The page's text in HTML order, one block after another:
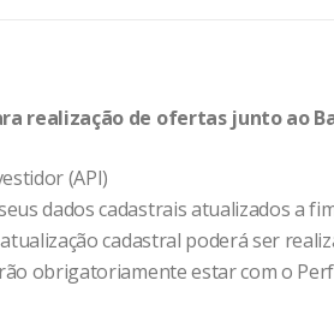
realização de ofertas junto ao
(API)
dados cadastrais atualizados a
cadastral poderá ser
obrigatoriamente estar com o